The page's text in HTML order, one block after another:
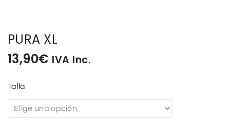
PURA XL
13,90€ IVA Inc.
Talla